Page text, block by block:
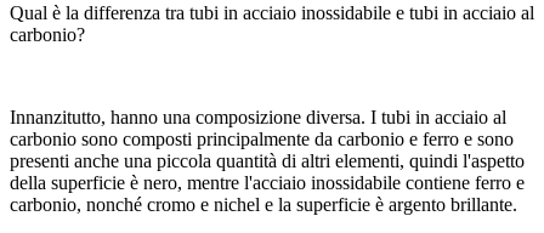
Qual è la differenza tra tubi in acciaio inossidabile e tubi in acciaio al
carbonio?
Innanzitutto, hanno una composizione diversa. I tubi in acciaio al
carbonio sono composti principalmente da carbonio e ferro e sono
presenti anche una piccola quantità di altri elementi, quindi l'aspetto
della superficie è nero, mentre l'acciaio inossidabile contiene ferro e
carbonio, nonché cromo e nichel e la superficie è argento brillante.